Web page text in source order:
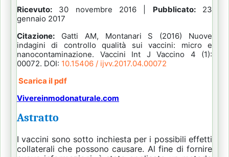
Ricevuto: 30 novembre 2016 | Pubblicato:23
gennaio 2017
Citazione: Gatti AM, Montanari S (2016) Nuove
indagini di controllo qualità sui vaccini: micro e
nanocontaminazione. Vaccini Int J Vaccino 4 (1):
00072. DOI: 10.15406 / ijvv.2017.04.00072
Scarica il pdf
Vivereinmodonaturale.com
Astratto
I vaccini sono sotto inchiesta per i possibili effetti
collaterali che possono causare. Al fine di fornire